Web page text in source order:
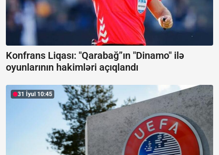
Konfrans Liqası: "Qarabağ”ın "Dinamo" ilə
oyunlarının hakimləri açıqlandı
31 İyul 10:45